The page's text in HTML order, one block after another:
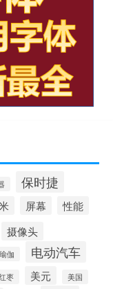
保时捷
屏幕 性能
摄像头
瑜伽 电动汽车
枣 美元 美国